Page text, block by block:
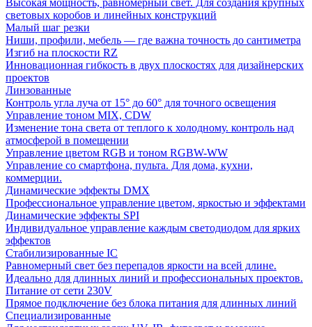
световых коробов и линейных конструкций
Малый шаг резки
Ниши, профили, мебель — где важна точность до сантиметра
Изгиб на плоскости RZ
Инновационная гибкость в двух плоскостях для дизайнерских
проектов
Линзованные
Контроль угла луча от 15° до 60° для точного освещения
Управление тоном MIX, CDW
Изменение тона света от теплого к холодному. контроль над
атмосферой в помещении
Управление цветом RGB и тоном RGBW-WW
Управление со смартфона, пульта. Для дома, кухни,
коммерции.
Динамические эффекты DMX
Профессиональное управление цветом, яркостью и эффектами
Динамические эффекты SPI
Индивидуальное управление каждым светодиодом для ярких
эффектов
Стабилизированные IC
Равномерный свет без перепадов яркости на всей длине.
Идеально для длинных линий и профессиональных проектов.
Питание от сети 230V
Прямое подключение без блока питания для длинных линий
Специализированные